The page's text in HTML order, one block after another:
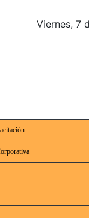
Viernes, 7